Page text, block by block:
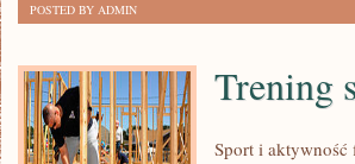
POSTED BY ADMIN
Trening
Sport i aktywność